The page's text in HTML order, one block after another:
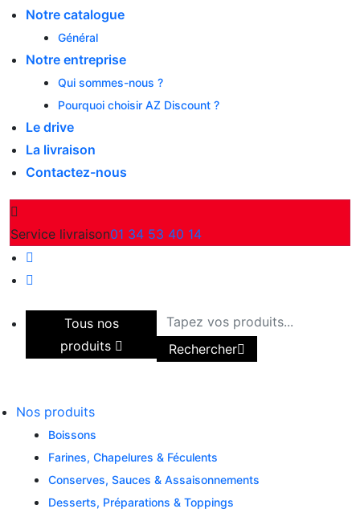
Notre catalogue
Général
Notre entreprise
Qui sommes-nous ?
Pourquoi choisir AZ Discount ?
Le drive
La livraison
Contactez-nous
Service livraison01 34 53 40 14
Tous nos
produits
Rechercher
Nos produits
Boissons
Farines, Chapelures & Féculents
Conserves, Sauces & Assaisonnements
Desserts, Préparations & Toppings